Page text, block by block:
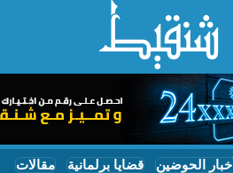
أخبار الحوضين قضايا برلمانية مقالات